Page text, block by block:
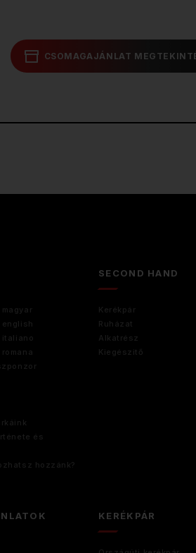
CSOMAGAJÁNLAT
italiano
és
hozzánk?
SECOND HAND
Kerékpár
Ruházat
Alkatrész
Kiegészitő
KERÉKPÁR